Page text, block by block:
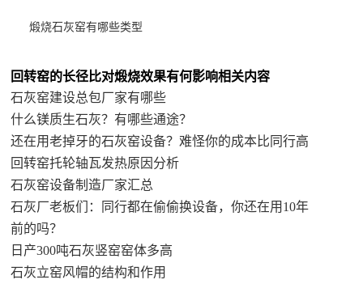
煅烧石灰窑有哪些类型
回转窑的长径比对煅烧效果有何影响相关内容
石灰窑建设总包厂家有哪些
什么镁质生石灰？有哪些通途？
还在用老掉牙的石灰窑设备？难怪你的成本比同行高
回转窑托轮轴瓦发热原因分析
石灰窑设备制造厂家汇总
石灰厂老板们：同行都在偷偷换设备，你还在用10年
前的吗？
日产300吨石灰竖窑窑体多高
石灰立窑风帽的结构和作用